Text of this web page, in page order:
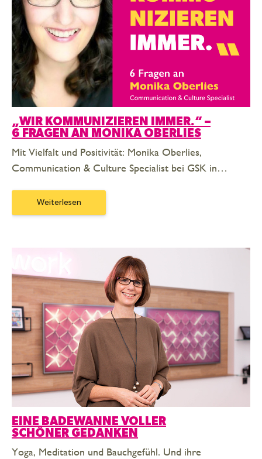
„WIR KOMMUNIZIEREN IMMER.“ –
6 FRAGEN AN MONIKA OBERLIES
Mit Vielfalt und Positivität: Monika Oberlies,
Communication & Culture Specialist bei GSK in…
Weiterlesen
EINE BADEWANNE VOLLER
SCHÖNER GEDANKEN
Yoga, Meditation und Bauchgefühl. Und ihre